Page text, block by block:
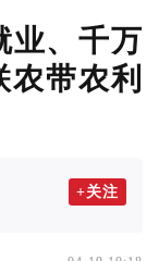
业、千万
带农利
+关注